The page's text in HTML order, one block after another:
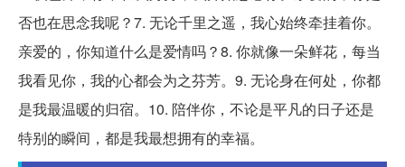
否也在思念我呢？7. 无论千里之遥，我心始终牵挂着你。
亲爱的，你知道什么是爱情吗？8. 你就像一朵鲜花，每当
我看见你，我的心都会为之芬芳。9. 无论身在何处，你都
是我最温暖的归宿。10. 陪伴你，不论是平凡的日子还是
特别的瞬间，都是我最想拥有的幸福。